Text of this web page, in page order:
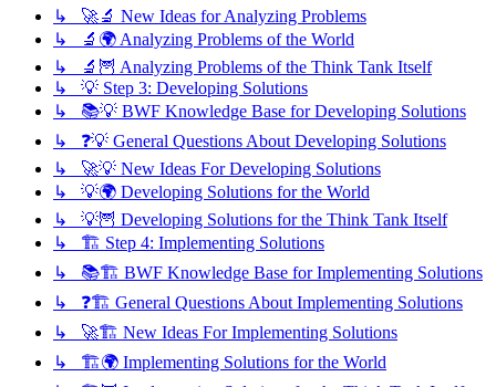
↳ 🚀🔬 New Ideas for Analyzing Problems
↳ 🔬🌍 Analyzing Problems of the World
↳ 🔬🦉 Analyzing Problems of the Think Tank Itself
↳ 💡 Step 3: Developing Solutions
↳ 📚💡 BWF Knowledge Base for Developing Solutions
↳ ❓💡 General Questions About Developing Solutions
↳ 🚀💡 New Ideas For Developing Solutions
↳ 💡🌍 Developing Solutions for the World
↳ 💡🦉 Developing Solutions for the Think Tank Itself
↳ 🏗️ Step 4: Implementing Solutions
↳ 📚🏗️ BWF Knowledge Base for Implementing Solutions
↳ ❓🏗️ General Questions About Implementing Solutions
↳ 🚀🏗️ New Ideas For Implementing Solutions
↳ 🏗️🌍 Implementing Solutions for the World